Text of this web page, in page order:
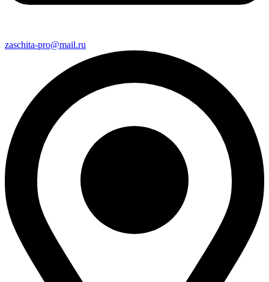
zaschita-pro@mail.ru